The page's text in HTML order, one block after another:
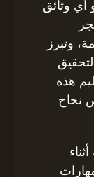
أي وثائق
وتبرز
هذه
نجاح